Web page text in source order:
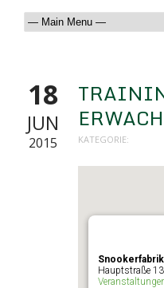
18
JUN
2015 KATEGORIE:
Hauptstraße